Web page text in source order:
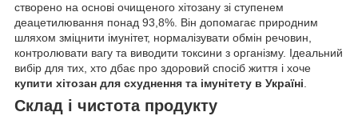
створено на основі очищеного хітозану зі ступенем
деацетилювання понад 93,8%. Він допомагає природним
шляхом зміцнити імунітет, нормалізувати обмін речовин,
контролювати вагу та виводити токсини з організму. Ідеальний
вибір для тих, хто дбає про здоровий спосіб життя і хоче
купити хітозан для схуднення та імунітету в Україні.
Склад і чистота продукту